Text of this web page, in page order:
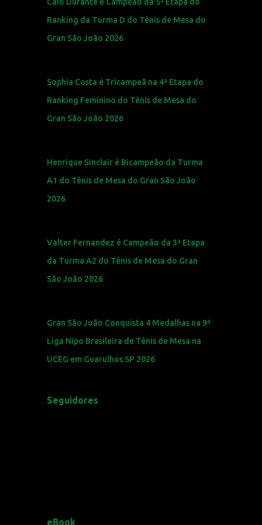
Ranking da Turma D do Tênis de Mesa do
Gran São João 2026
Sophia Costa é Tricampeã na 4ª Etapa do
Ranking Feminino do Tênis de Mesa do
Gran São João 2026
Henrique Sinclair é Bicampeão da Turma
A1 do Tênis de Mesa do Gran São João
2026
Valter Fernandez é Campeão da 3ª Etapa
da Turma A2 do Tênis de Mesa do Gran
São João 2026
Gran São João Conquista 4 Medalhas na 9ª
Liga Nipo Brasileira de Tênis de Mesa na
UCEG em Guarulhos SP 2026
Seguidores
eBook